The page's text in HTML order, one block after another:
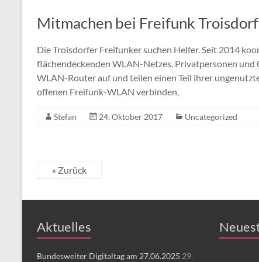
Mitmachen bei Freifunk Troisdorf
Die Troisdorfer Freifunker suchen Helfer. Seit 2014
flächendeckenden WLAN-Netzes. Privatpersonen
WLAN-Router auf und teilen einen Teil ihrer
offenen Freifunk-WLAN verbinden,
Stefan 24. Oktober 2017 Uncategorized
« Zurück
Aktuelles
Bundesweiter Digitaltag am 27.06.2025 29.